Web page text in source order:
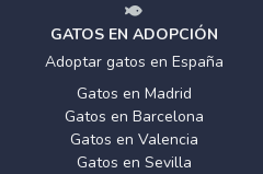
GATOS EN ADOPCIÓN
Adoptar gatos en España
Gatos en Madrid
Gatos en Barcelona
Gatos en Valencia
Gatos en Sevilla